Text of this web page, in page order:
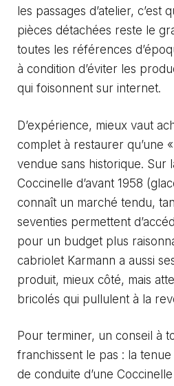
les passages d’atelier, c’est
pièces détachées reste le
toutes les références
à condition d’éviter les
qui foisonnent sur internet.
D’expérience, mieux vaut
complet à restaurer qu’une
vendue sans historique. Sur
Coccinelle d’avant 1958
connaît un marché tendu,
seventies permettent
pour un budget plus
cabriolet Karmann a aussi
produit, mieux côté, mais
bricolés qui pullulent à la
Pour terminer, un conseil à
franchissent le pas : la
de conduite d’une